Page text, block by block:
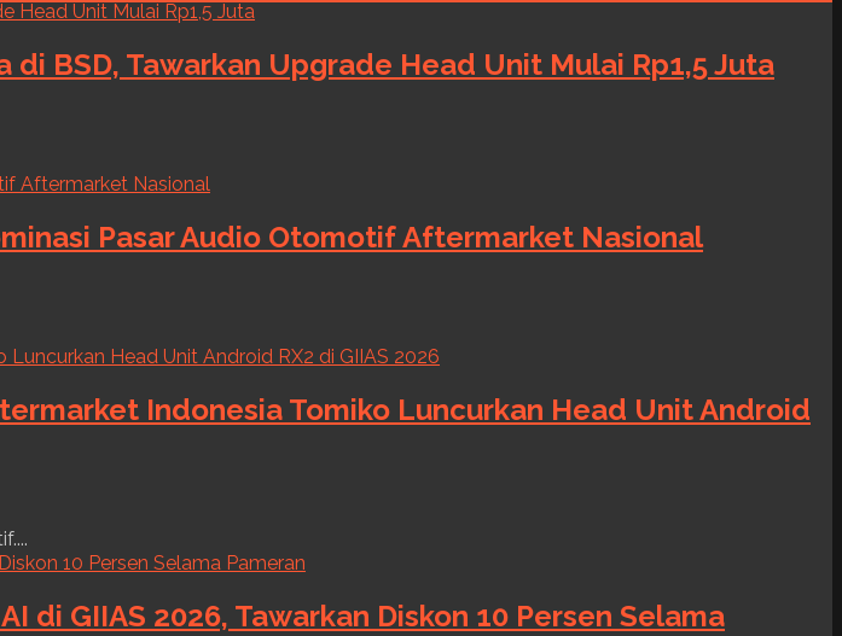
BSD, Tawarkan Upgrade Head Unit Mulai Rp1,5 Juta
Pasar Audio Otomotif Aftermarket Nasional
Indonesia Tomiko Luncurkan Head Unit Android
di GIIAS 2026, Tawarkan Diskon 10 Persen Selama